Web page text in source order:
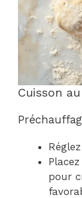
Cuisson
pour